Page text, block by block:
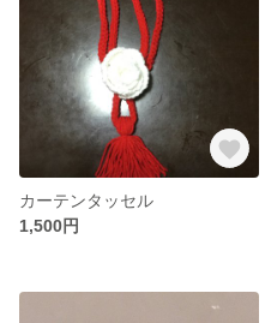
カーテンタッセル
1,500円